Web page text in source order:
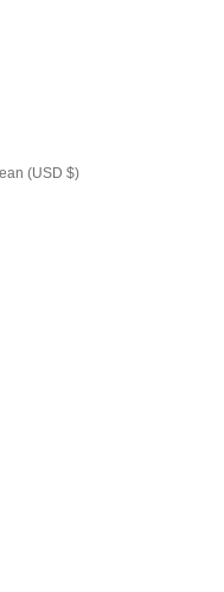
Britisches Territorium im Indischen Ozean (USD $)